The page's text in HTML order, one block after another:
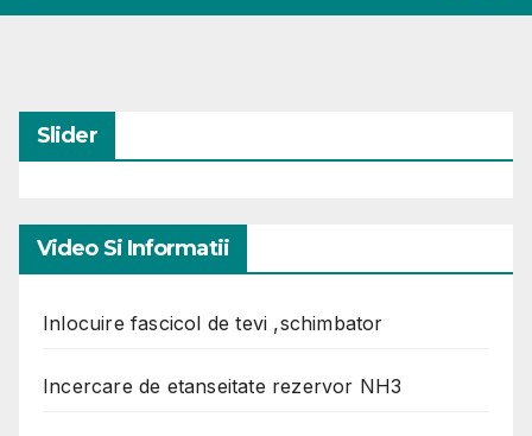
Slider
Video Si Informatii
Inlocuire fascicol de tevi ,schimbator
Incercare de etanseitate rezervor NH3